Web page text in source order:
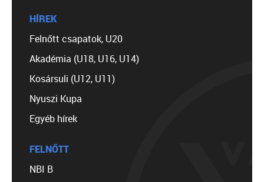
HÍREK
Felnőtt csapatok, U20
Akadémia (U18, U16, U14)
Kosársuli (U12, U11)
Nyuszi Kupa
Egyéb hírek
FELNŐTT
NBI B